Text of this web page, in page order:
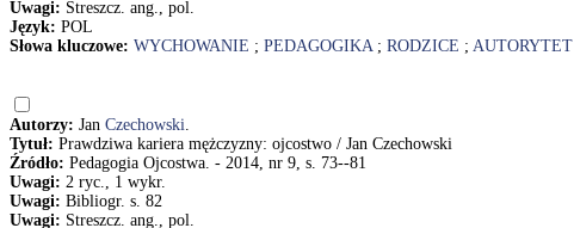
Uwagi: Streszcz. ang., pol.
Język: POL
Słowa kluczowe: WYCHOWANIE ; PEDAGOGIKA; RODZICE ; AUTORYTET
Autorzy: Jan Czechowski.
Tytuł: Prawdziwa kariera mężczyzny: ojcostwo / Jan Czechowski
Źródło: Pedagogia Ojcostwa. - 2014, nr 9, s. 73--81
Uwagi: 2 ryc., 1 wykr.
Uwagi: Bibliogr. s. 82
Uwagi: Streszcz. ang., pol.